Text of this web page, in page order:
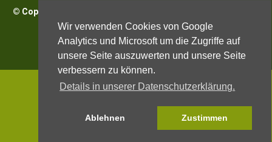
Wir verwenden Cookies von Google
Analytics und Microsoft um die Zugriffe auf
unsere Seite auszuwerten und unsere Seite
verbessern zu können.
Details in unserer Datenschutzerklärung.
Ablehnen Zustimmen
© Copyright 2026 BioWeinReich. Alle Rechte vorbehalten |
Impressum